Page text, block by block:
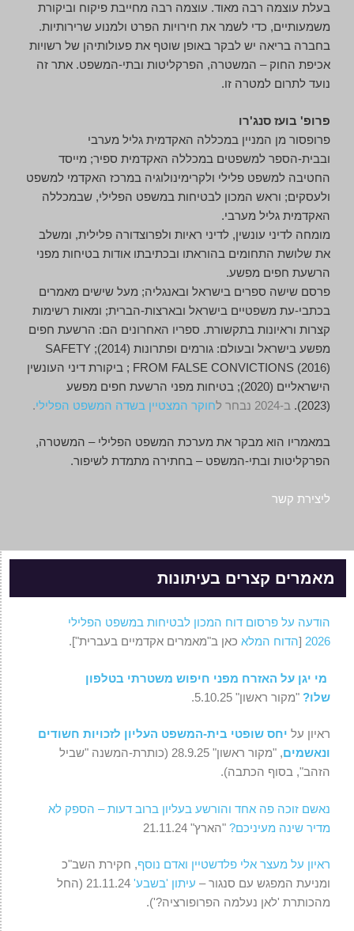
בעלת עוצמה רבה מאוד. עוצמה רבה מחייבת פיקוח וביקורת
משמעותיים, כדי לשמר את חירויות הפרט ולמנוע שרירותיות.
בחברה בריאה יש לבקר באופן שוטף את פעולותיהן של רשויות
אכיפת החוק – המשטרה, הפרקליטות ובתי-המשפט. אתר זה
נועד לתרום למטרה זו.
פרופ' בועז סנג'רו
פרופסור מן המניין במכללה האקדמית גליל מערבי
ובבית-הספר למשפטים במכללה האקדמית ספיר; מייסד
החטיבה למשפט פלילי ולקרימינולוגיה במרכז האקדמי למשפט
ולעסקים; וראש המכון לבטיחות במשפט הפלילי, שבמכללה
האקדמית גליל מערבי.
מומחה לדיני עונשין, לדיני ראיות ולפרוצדורה פלילית, ומשלב
את שלושת התחומים בהוראתו ובכתיבתו אודות בטיחות מפני
הרשעת חפים מפשע.
פרסם שישה ספרים בישראל ובאנגליה; מעל שישים מאמרים
בכתבי-עת משפטיים בישראל ובארצות-הברית; ומאות רשימות
קצרות וראיונות בתקשורת. ספריו האחרונים הם: הרשעת חפים
מפשע בישראל ובעולם: גורמים ופתרונות (2014); SAFETY
FROM FALSE CONVICTIONS (2016) ; ביקורת דיני העונשין
הישראליים (2020); בטיחות מפני הרשעת חפים מפשע
(2023).
ב-2024 נבחר ל חוקר המצטיין בשדה המשפט הפלילי.
במאמריו הוא מבקר את מערכת המשפט הפלילי – המשטרה,
הפרקליטות ובתי-המשפט – בחתירה מתמדת לשיפור.
ליצירת קשר
מאמרים קצרים בעיתונות
הודעה על פרסום דוח המכון לבטיחות במשפט הפלילי
2026
[הדוח המלא כאן ב"מאמרים אקדמיים בעברית"].
מי יגן על האזרח מפני חיפוש משטרתי בטלפון
שלו? "מקור ראשון" 5.10.25.
ראיון על יחס שופטי בית-המשפט העליון לזכויות חשודים
ונאשמים
, "מקור ראשון" 28.9.25 (כותרת-המשנה "שביל
הזהב", בסוף הכתבה).
נאשם זוכה פה אחד והורשע בעליון ברוב דעות – הספק לא
מדיר שינה מעיניכם? "הארץ" 21.11.24
ראיון על מעצר אלי פלדשטיין ואדם נוסף, חקירת השב"כ
ומניעת המפגש עם סנגור – עיתון 'בשבע'
21.11.24 (החל
מהכותרת 'לאן נעלמה הפרופורציה?').